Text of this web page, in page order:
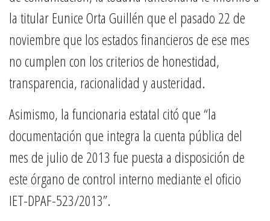
la titular Eunice Orta Guillén que el pasado 22 de
noviembre que los estados financieros de ese mes
no cumplen con los criterios de honestidad,
transparencia, racionalidad y austeridad.
Asimismo, la funcionaria estatal citó que “la
documentación que integra la cuenta pública del
mes de julio de 2013 fue puesta a disposición de
este órgano de control interno mediante el oficio
IET-DPAF-523/2013”.